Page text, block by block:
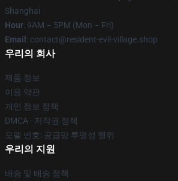
Shanghai
Hour: 9AM – 5PM (Mon – Fri)
Email : contact@resident-evil-village.shop
우리의 회사
제품 정보
이용 약관
개인 정보 정책
DMCA - 저작권 정책
모델 번호: 공급망 투명성 행위
우리의 지원
배송 및 배송 정책